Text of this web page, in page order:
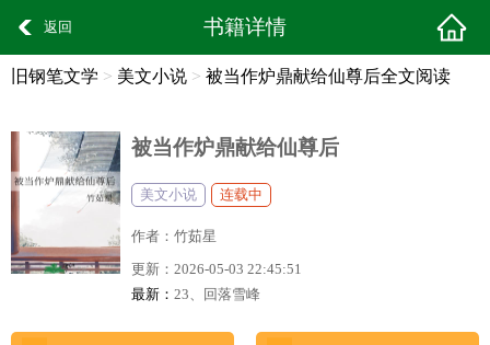
返回 书籍详情
旧钢笔文学 > 美文小说 > 被当作炉鼎献给仙尊后全文阅读
被当作炉鼎献给仙尊后
美文小说 连载中
作者： 竹茹星
更新： 2026-05-03 22:45:51
最新： 23、回落雪峰